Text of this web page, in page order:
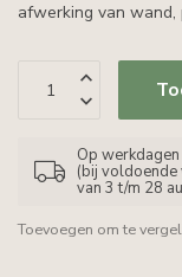
afwerking van wand,
Op
(bij voldoende
van 3 t/m 28
Toevoegen om te